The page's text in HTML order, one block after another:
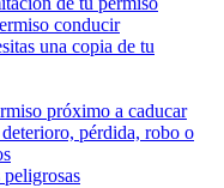
conducir
una copia de tu
próximo a caducar
pérdida, robo o